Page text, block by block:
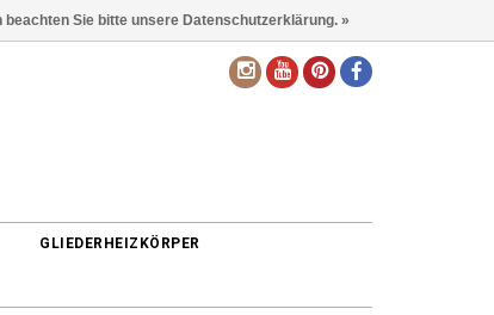
DE
GLIEDERHEIZKÖRPER
beachten Sie bitte unsere Datenschutzerklärung. »